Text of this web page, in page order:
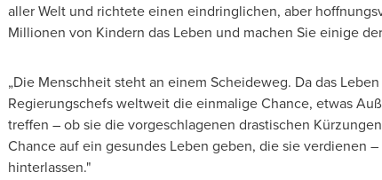
aller Welt und richtete einen eindringlichen, aber
Millionen von Kindern das Leben und machen Sie einige
„Die Menschheit steht an einem Scheideweg. Da das
Regierungschefs weltweit die einmalige Chance, etwas
treffen – ob sie die vorgeschlagenen drastischen
Chance auf ein gesundes Leben geben, die sie verdienen
hinterlassen."